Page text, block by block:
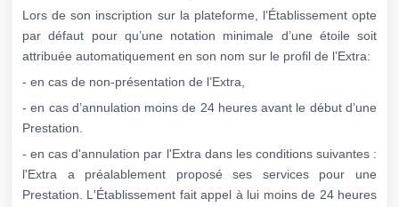
Lors de son inscription sur la plateforme, l’Établissement opte
par défaut pour qu’une notation minimale d’une étoile soit
attribuée automatiquement en son nom sur le profil de l’Extra:
- en cas de non-présentation de l’Extra,
- en cas d’annulation moins de 24 heures avant le début d’une
Prestation.
- en cas d'annulation par l'Extra dans les conditions suivantes :
l'Extra a préalablement proposé ses services pour une
Prestation. L'Établissement fait appel à lui moins de 24 heures